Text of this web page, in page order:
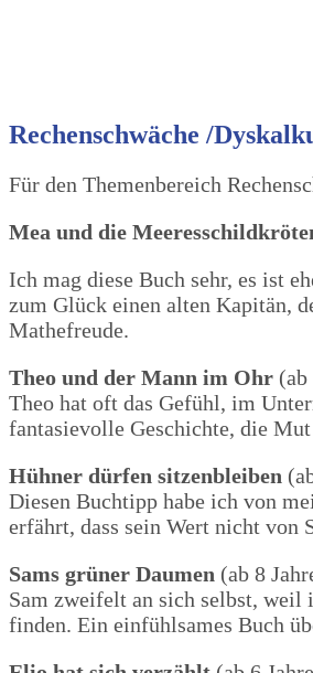
Rechenschwäche /
Für den Themenbereich
Mea und die
Ich mag diese Buch sehr, es ist
zum Glück einen alten Kapitän,
Mathefreude.
Theo und der Mann im Ohr (ab
Theo hat oft das Gefühl, im
fantasievolle Geschichte, die
Hühner dürfen sitzenbleiben
Diesen Buchtipp habe ich von
erfährt, dass sein Wert nicht von
Sams grüner Daumen (ab 8
Sam zweifelt an sich selbst, weil
finden. Ein einfühlsames Buch